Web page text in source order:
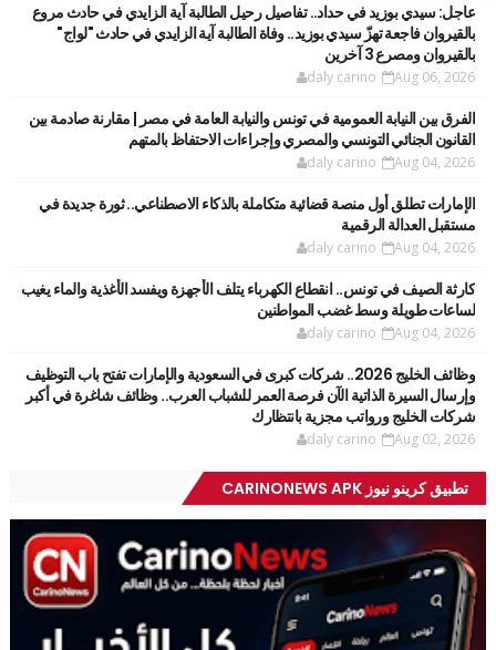
عاجل: سيدي بوزيد في حداد.. تفاصيل رحيل الطالبة آية الزايدي في حادث مروع
بالقيروان فاجعة تهزّ سيدي بوزيد.. وفاة الطالبة آية الزايدي في حادث "لواج"
بالقيروان ومصرع 3 آخرين
daly carino Aug 06, 2026
الفرق بين النيابة العمومية في تونس والنيابة العامة في مصر | مقارنة صادمة بين
القانون الجنائي التونسي والمصري وإجراءات الاحتفاظ بالمتهم
daly carino Aug 04, 2026
الإمارات تطلق أول منصة قضائية متكاملة بالذكاء الاصطناعي.. ثورة جديدة في
مستقبل العدالة الرقمية
daly carino Aug 04, 2026
كارثة الصيف في تونس.. انقطاع الكهرباء يتلف الأجهزة ويفسد الأغذية والماء يغيب
لساعات طويلة وسط غضب المواطنين
daly carino Aug 04, 2026
وظائف الخليج 2026.. شركات كبرى في السعودية والإمارات تفتح باب التوظيف
وإرسال السيرة الذاتية الآن فرصة العمر للشباب العرب.. وظائف شاغرة في أكبر
شركات الخليج ورواتب مجزية بانتظارك
daly carino Aug 02, 2026
تطبيق كرينو نيوز CARINONEWS APK